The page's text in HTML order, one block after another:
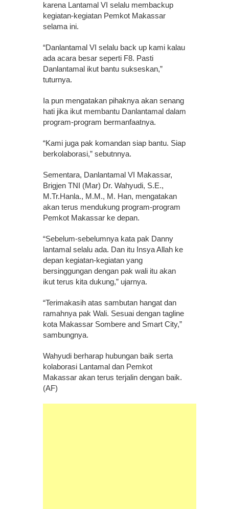
karena Lantamal VI selalu membackup
kegiatan-kegiatan Pemkot Makassar
selama ini.
“Danlantamal VI selalu back up kami kalau
ada acara besar seperti F8. Pasti
Danlantamal ikut bantu sukseskan,”
tuturnya.
Ia pun mengatakan pihaknya akan senang
hati jika ikut membantu Danlantamal dalam
program-program bermanfaatnya.
“Kami juga pak komandan siap bantu. Siap
berkolaborasi,” sebutnnya.
Sementara, Danlantamal VI Makassar,
Brigjen TNI (Mar) Dr. Wahyudi, S.E.,
M.Tr.Hanla., M.M., M. Han, mengatakan
akan terus mendukung program-program
Pemkot Makassar ke depan.
“Sebelum-sebelumnya kata pak Danny
lantamal selalu ada. Dan itu Insya Allah ke
depan kegiatan-kegiatan yang
bersinggungan dengan pak wali itu akan
ikut terus kita dukung,” ujarnya.
“Terimakasih atas sambutan hangat dan
ramahnya pak Wali. Sesuai dengan tagline
kota Makassar Sombere and Smart City,”
sambungnya.
Wahyudi berharap hubungan baik serta
kolaborasi Lantamal dan Pemkot
Makassar akan terus terjalin dengan baik.
(AF)